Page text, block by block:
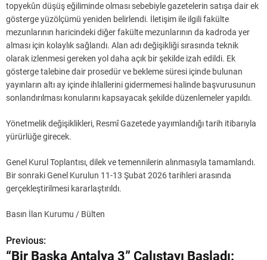
topyekûn düşüş eğiliminde olması sebebiyle gazetelerin satışa dair ek
gösterge yüzölçümü yeniden belirlendi. İletişim ile ilgili fakülte
mezunlarının haricindeki diğer fakülte mezunlarının da kadroda yer
alması için kolaylık sağlandı. Alan adı değişikliği sırasında teknik
olarak izlenmesi gereken yol daha açık bir şekilde izah edildi. Ek
gösterge talebine dair prosedür ve bekleme süresi içinde bulunan
yayınların altı ay içinde ihlallerini gidermemesi halinde başvurusunun
sonlandırılması konularını kapsayacak şekilde düzenlemeler yapıldı.
Yönetmelik değişiklikleri, Resmî Gazetede yayımlandığı tarih itibarıyla
yürürlüğe girecek.
Genel Kurul Toplantısı, dilek ve temennilerin alınmasıyla tamamlandı.
Bir sonraki Genel Kurulun 11-13 Şubat 2026 tarihleri arasında
gerçekleştirilmesi kararlaştırıldı.
Basın İlan Kurumu / Bülten
Y
Previous:
“Bir Başka Antalya 3” Çalıştayı Başladı: